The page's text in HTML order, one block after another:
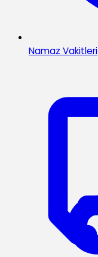
Namaz Vakitleri